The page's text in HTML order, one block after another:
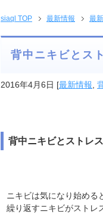
siaql TOP 最新情報 最
背中ニキビとス
2016年4月6日 [最新情報,
背中ニキビとストレス
ニキビは気になり始める
繰り返すニキビがストレ